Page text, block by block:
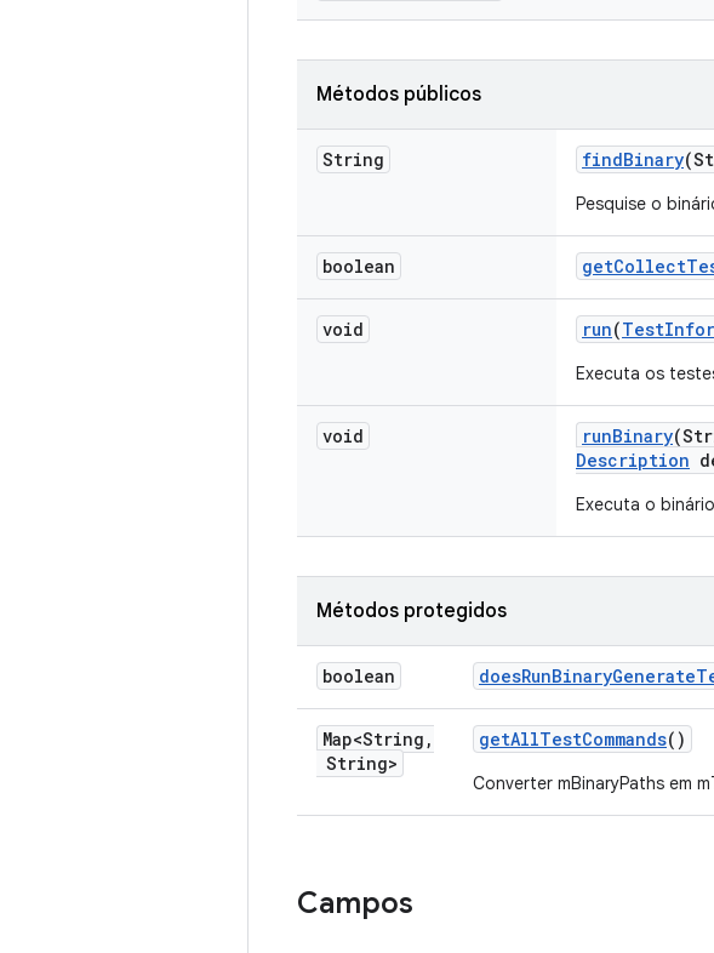
Métodos públicos
String findBinary
Pesquise o
boolean getCollect
void run(Test
Executa os
void runBinary
Description
Executa o
Métodos protegidos
boolean doesRunBinaryGenerate
Map<String ,
String>
getAllTestCommands()
Converter mBinaryPaths em
Campos